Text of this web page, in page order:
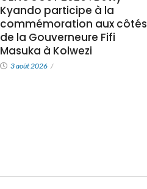
Kyando participe à la
commémoration aux côtés
de la Gouverneure Fifi
Masuka à Kolwezi
3 août 2026 /